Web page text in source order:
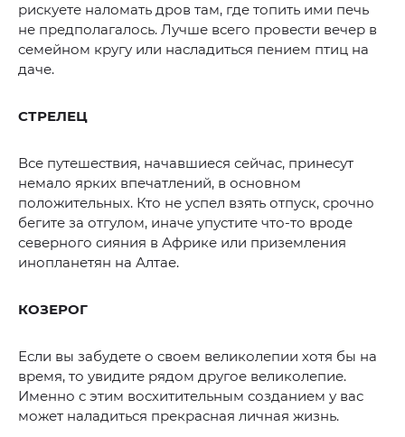
рискуете наломать дров там, где топить ими печь
не предполагалось. Лучше всего провести вечер в
семейном кругу или насладиться пением птиц на
даче.
СТРЕЛЕЦ
Все путешествия, начавшиеся сейчас, принесут
немало ярких впечатлений, в основном
положительных. Кто не успел взять отпуск, срочно
бегите за отгулом, иначе упустите что-то вроде
северного сияния в Африке или приземления
инопланетян на Алтае.
КОЗЕРОГ
Если вы забудете о своем великолепии хотя бы на
время, то увидите рядом другое великолепие.
Именно с этим восхитительным созданием у вас
может наладиться прекрасная личная жизнь.